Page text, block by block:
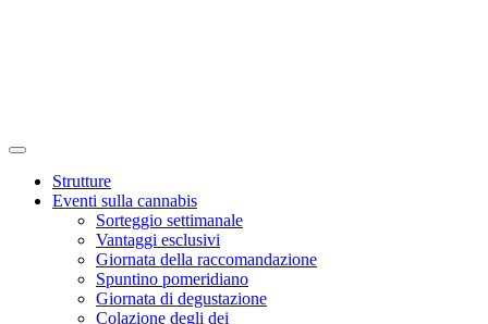
Strutture
Eventi sulla cannabis
Sorteggio settimanale
Vantaggi esclusivi
Giornata della raccomandazione
Spuntino pomeridiano
Giornata di degustazione
Colazione degli dei